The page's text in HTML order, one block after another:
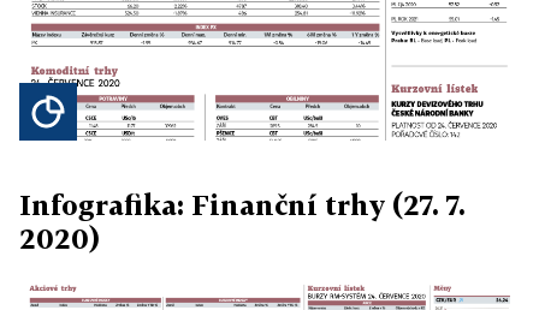
Infografika: Finanční trhy (27. 7.
2020)